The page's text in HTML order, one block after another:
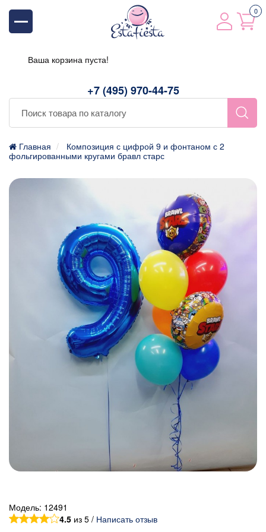
+7 (495) 970-44-75
0
Ваша корзина пуста!
Главная
Композиция с цифрой 9 и фонтаном с 2
фольгированными кругами бравл старс
Модель: 12491
4.5 из 5 / Написать отзыв